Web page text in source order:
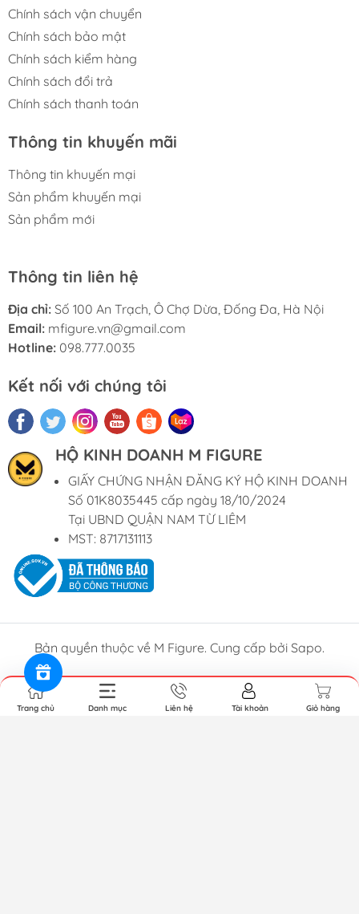
Chính sách vận chuyển
Chính sách bảo mật
Chính sách kiểm hàng
Chính sách đổi trả
Chính sách thanh toán
Thông tin khuyến mãi
Thông tin khuyến mại
Sản phẩm khuyến mại
Sản phẩm mới
Thông tin liên hệ
Địa chỉ: Số 100 An Trạch, Ô Chợ Dừa, Đống Đa, Hà Nội
Email: mfigure.vn@gmail.com
Hotline: 098.777.0035
Kết nối với chúng tôi
HỘ KINH DOANH M FIGURE
GIẤY CHỨNG NHẬN ĐĂNG KÝ HỘ KINH DOANH
Số 01K8035445 cấp ngày 18/10/2024
Tại UBND QUẬN NAM TỪ LIÊM
MST: 8717131113
Bản quyền thuộc về M Figure. Cung cấp bởi Sapo.
Trang chủ Danh mục Liên hệ Tài khoản Giỏ hàng